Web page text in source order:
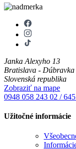
Janka Alexyho 13
Bratislava - Dúbravka
Slovenská republika
Zobraziť na mape
0948 058 243 02 /
Užitočné informácie